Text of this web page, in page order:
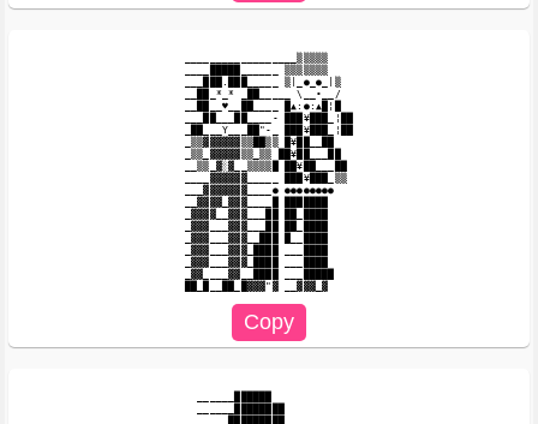
__________________▒▒▒▒▒
____█████______ ▒▒▒▒▒▒▒
___███.███_____ ▒|_●_●_|▒
__██_*_* _██_____ \__•__/
__██__♥__██____ █▲:●:▲█¦█
___██___██____- ███¥███_¦██
_██___Y___██"-_ ███¥███_¦██
_▒▒▓▓▓▓▓▓▒▒██▒▒ █¥██__██
_▒▒_▓▓▓▓▓▒▒_▒▒ ██¥██___██
__▒▒_▓░▓__▒▒▒▒█ ██¥██___██
____▓▓▓▓▓▓_____ ███¥███_▒▒
___▓▓▓▓▓▓▓____● ●●●●●●●●
__▓▓▓▓_▓▓▓____█ ███████
_▓▓▓▓__▓▓▓___██ ██_████
_▓▓▓___▓▓▓___██ ██_████
_▓▓▓___▓▓▓__███ █__████
_▓▓▓___▓▓▓_████ ___████
_▓▓▓___▓▓▓_████ ___████
_▓▓____▓▓__████ ___█████